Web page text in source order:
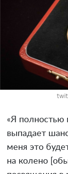
«Я полностью
выпадает
меня это
на колено